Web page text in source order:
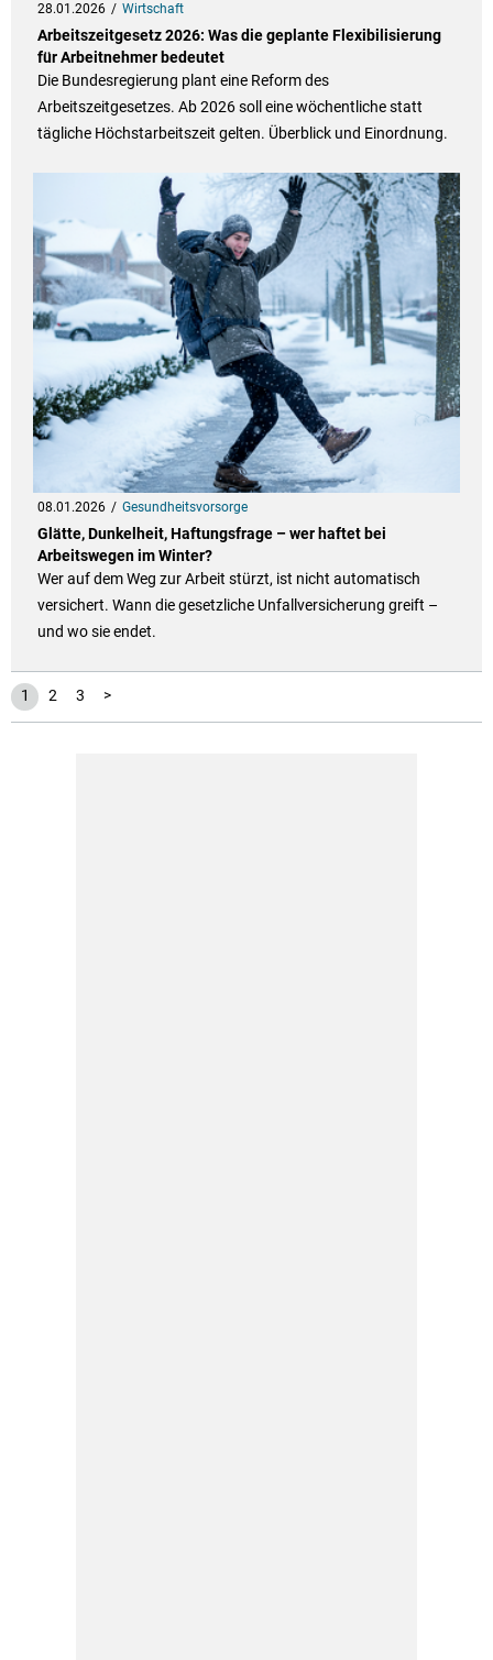
28.01.2026 Wirtschaft
Arbeitszeitgesetz 2026: Was die geplante Flexibilisierung
für Arbeitnehmer bedeutet
Die Bundesregierung plant eine Reform des
Arbeitszeitgesetzes. Ab 2026 soll eine wöchentliche statt
tägliche Höchstarbeitszeit gelten. Überblick und Einordnung.
08.01.2026 Gesundheitsvorsorge
Glätte, Dunkelheit, Haftungsfrage – wer haftet bei
Arbeitswegen im Winter?
Wer auf dem Weg zur Arbeit stürzt, ist nicht automatisch
versichert. Wann die gesetzliche Unfallversicherung greift –
und wo sie endet.
1 2 3 >